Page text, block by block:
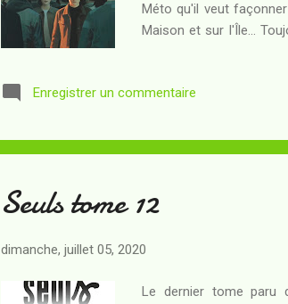
Méto qu'il veut
Maison et sur l'Île...
t-il prêt à défier pour de
Dénonciation, évasion
Enregistrer un commentaire
Seuls tome 12
dimanche, juillet 05, 2020
Le dernier tome paru